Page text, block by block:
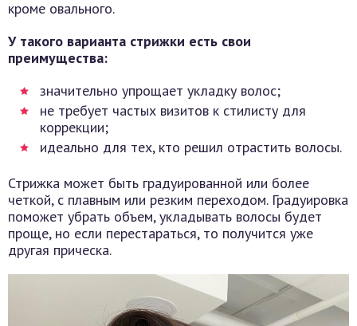
кроме овального.
У такого варианта стрижки есть свои
преимущества:
значительно упрощает укладку волос;
не требует частых визитов к стилисту для
коррекции;
идеально для тех, кто решил отрастить волосы.
Стрижка может быть градуированной или более
четкой, с плавным или резким переходом. Градуировка
поможет убрать объем, укладывать волосы будет
проще, но если перестараться, то получится уже
другая прическа.